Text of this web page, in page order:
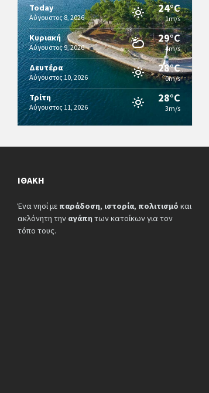
Today
Αύγουστος 8, 2026
24°C
1m/s
Κυριακή
Αύγουστος 9, 2026
29°C
4m/s
Δευτέρα
Αύγουστος 10, 2026
28°C
0m/s
Τρίτη
Αύγουστος 11, 2026
28°C
3m/s
ΙΘΆΚΗ
Ένα νησί με παράδοση, ιστορία, πολιτισμό και
ακλόνητη την αγάπη των κατοίκων για τον
τόπο τους.